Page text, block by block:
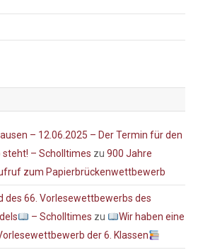
– 12.06.2025 – Der Termin für den
– Scholltimes zu 900 Jahre
zum Papierbrückenwettbewerb
des 66. Vorlesewettbewerbs des
– Scholltimes zu
Wir haben eine
der 6. Klassen